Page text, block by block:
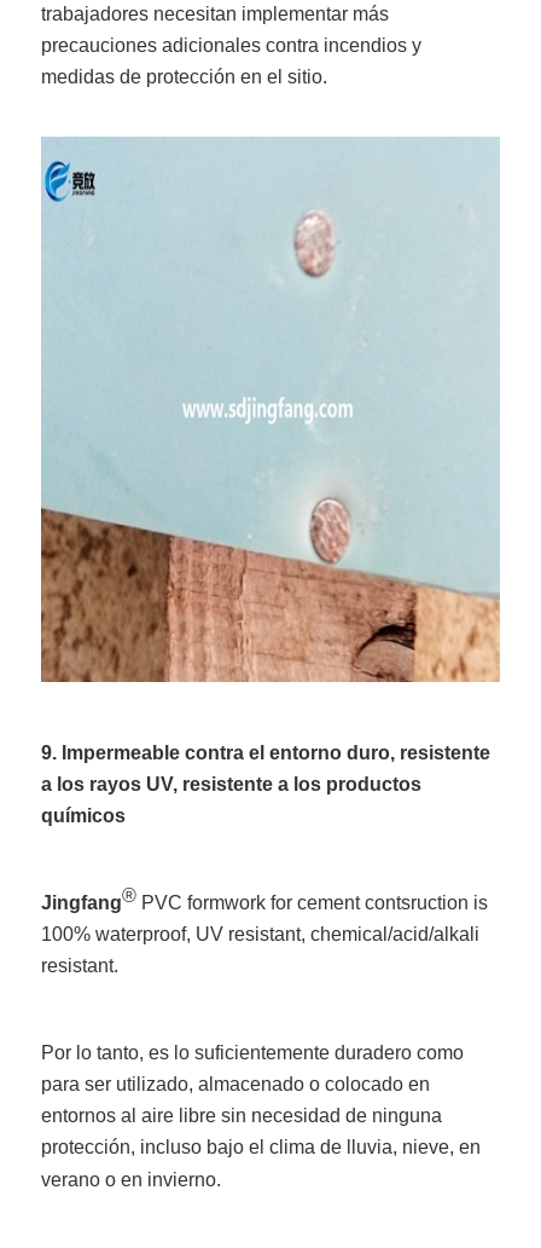
trabajadores necesitan implementar más
precauciones adicionales contra incendios y
medidas de protección en el sitio.
9. Impermeable contra el entorno duro, resistente
a los rayos UV, resistente a los productos
químicos
Jingfang® PVC formwork for cement contsruction is
100% waterproof, UV resistant, chemical/acid/alkali
resistant.
Por lo tanto, es lo suficientemente duradero como
para ser utilizado, almacenado o colocado en
entornos al aire libre sin necesidad de ninguna
protección, incluso bajo el clima de lluvia, nieve, en
verano o en invierno.